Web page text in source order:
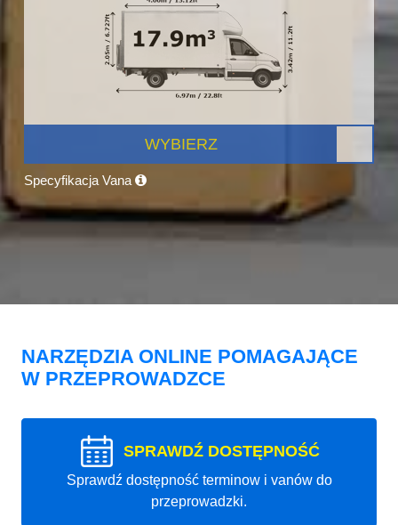
WYBIERZ
Specyfikacja Vana
NARZĘDZIA ONLINE POMAGAJĄCE
W PRZEPROWADZCE
SPRAWDŹ DOSTĘPNOŚĆ
Sprawdź dostępność terminow i vanów do
przeprowadzki.